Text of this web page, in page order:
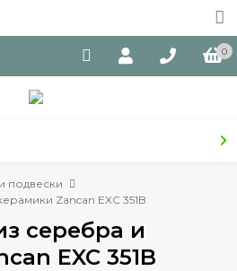
0
подвески
Zancan EXC 351B
серебра и
EXC 351B